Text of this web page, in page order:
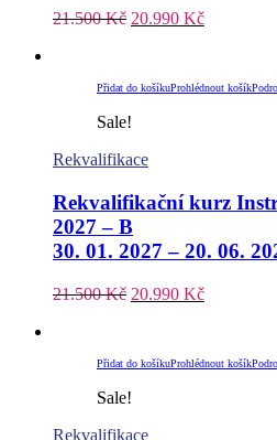
21.500 Kč 20.990 Kč
Přidat do košíkuProhlédnout košík
Sale!
Rekvalifikace
Rekvalifikační kurz
2027 – B
30. 01. 2027 – 20. 06.
21.500 Kč 20.990 Kč
Přidat do košíkuProhlédnout košík
Sale!
Rekvalifikace